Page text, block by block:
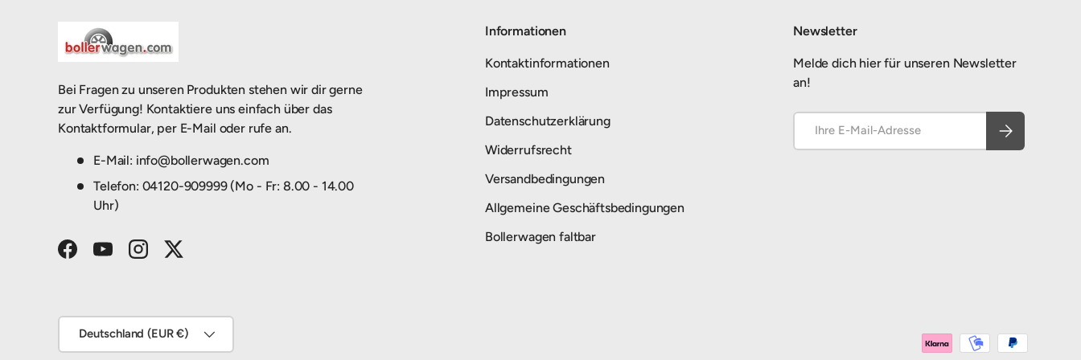
Bei Fragen zu unseren Produkten stehen wir dir gerne
zur Verfügung! Kontaktiere uns einfach über das
Kontaktformular, per E-Mail oder rufe an.
E-Mail: info@bollerwagen.com
Telefon: 04120-909999 (Mo - Fr: 8.00 - 14.00
Uhr)
FacebookYouTubeInstagramTwitter
Informationen
Kontaktinformationen
Impressum
Datenschutzerklärung
Widerrufsrecht
Versandbedingungen
Allgemeine Geschäftsbedingungen
Bollerwagen faltbar
Newsletter
Melde dich hier für unseren Newsletter
an!
Abonnieren
Deutschland (EUR €)